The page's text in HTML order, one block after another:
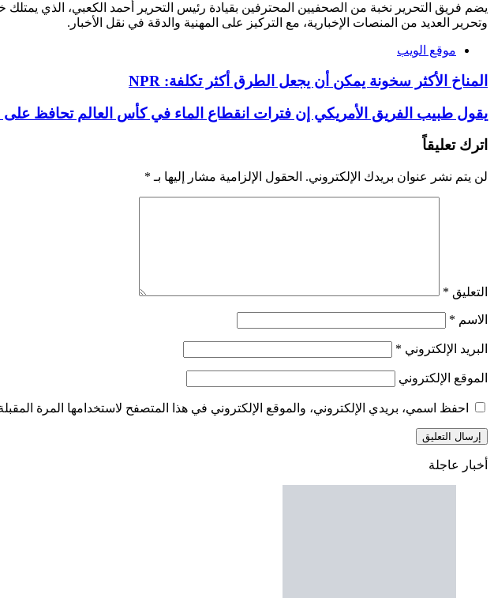
يضم فريق التحرير نخبة من الصحفيين المحترفين بقيادة رئيس التحرير أحمد الكعبي، الذي
وتحرير العديد من المنصات الإخبارية، مع التركيز على المهنية والدقة في نقل الأخبار.
موقع الويب
المناخ الأكثر سخونة يمكن أن يجعل الطرق أكثر تكلفة: NPR
يقول طبيب الفريق الأمريكي إن فترات انقطاع الماء في كأس العالم تحافظ على
اترك تعليقاً
لن يتم نشر عنوان بريدك الإلكتروني. الحقول الإلزامية مشار إليها بـ *
التعليق *
الاسم *
البريد الإلكتروني *
الموقع الإلكتروني
احفظ اسمي، بريدي الإلكتروني، والموقع الإلكتروني في هذا المتصفح لاستخدامها المرة
أخبار عاجلة